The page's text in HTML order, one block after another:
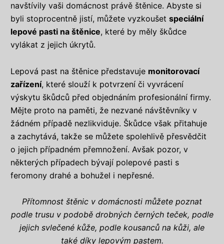
navštívily vaši domácnost právě štěnice. Abyste si
byli stoprocentně jistí, můžete vyzkoušet speciální
lepové pasti na štěnice, které by měly škůdce
vylákat z jejich úkrytů.
Lepová past na štěnice představuje monitorovací
zařízení, které slouží k potvrzení či vyvrácení
výskytu škůdců před objednáním profesionální firmy.
Mějte proto na paměti, že nezvané návštěvníky v
žádném případě nezlikviduje. Škůdce však přitahuje
a zachytává, takže se můžete spolehlivě přesvědčit
o jejich případném přemnožení. Avšak pozor, v
některých případech bývají polepové pasti s
feromony drahé a bohužel i nepřesné.
Přítomnost štěnic v domácnosti můžete poznat
podle trusu v podobě drobných černých teček, podle
jejich svlečené kůže, podle kousanců na kůži, ale
také díky lepovým pastem.